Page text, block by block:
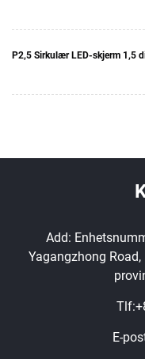
P2,5 Sirkulær LED-skjerm 1,5
Add:
Yagangzhong
Tlf:
E-